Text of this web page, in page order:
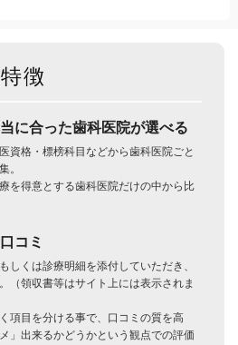
徴
に合った歯科医院が選べる
資格・標榜科目などから歯科医院ごと
。
を得意とする歯科医院だけの中から比
コミ
しくは診療明細を添付していただき、
（領収書等はサイト上には表示されま
項目を分ける事で、口コミの質を高
」出来るかどうかという観点での評価